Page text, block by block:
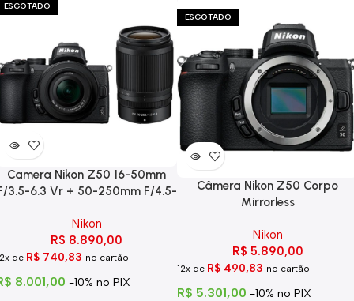
ESGOTADO
Camera Nikon Z50 16-50mm
3.5-6.3 Vr + 50-250mm F/4.5-
Nikon
R$ 8.890,00
de R$ 740,83 no cartão
8.001,00 -10% no PIX
ESGOTADO
Câmera Nikon Z50 Corpo
Mirrorless
Nikon
R$ 5.890,00
12x de R$ 490,83 no cartão
R$ 5.301,00 -10% no PIX